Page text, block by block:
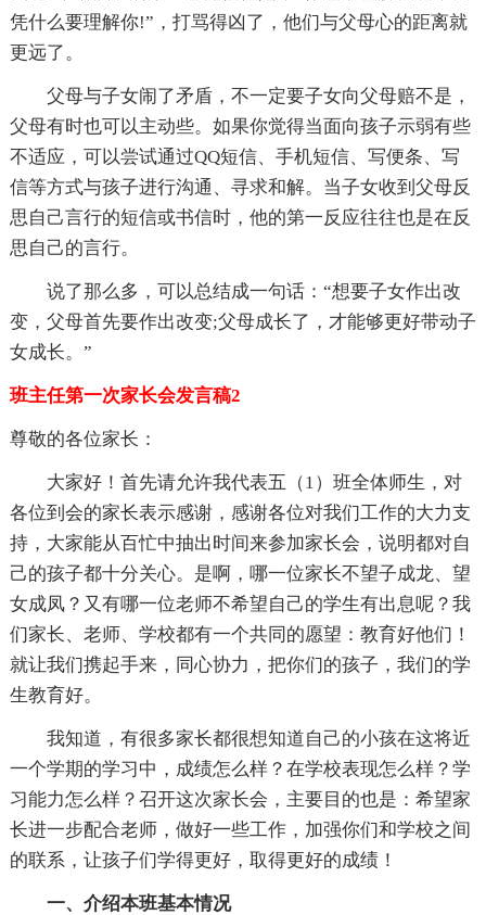
凭什么要理解你!”，打骂得凶了，他们与父母心的距离就
更远了。
父母与子女闹了矛盾，不一定要子女向父母赔不是，
父母有时也可以主动些。如果你觉得当面向孩子示弱有些
不适应，可以尝试通过QQ短信、手机短信、写便条、写
信等方式与孩子进行沟通、寻求和解。当子女收到父母反
思自己言行的短信或书信时，他的第一反应往往也是在反
思自己的言行。
说了那么多，可以总结成一句话：“想要子女作出改
变，父母首先要作出改变;父母成长了，才能够更好带动子
女成长。”
班主任第一次家长会发言稿2
尊敬的各位家长：
大家好！首先请允许我代表五（1）班全体师生，对
各位到会的家长表示感谢，感谢各位对我们工作的大力支
持，大家能从百忙中抽出时间来参加家长会，说明都对自
己的孩子都十分关心。是啊，哪一位家长不望子成龙、望
女成凤？又有哪一位老师不希望自己的学生有出息呢？我
们家长、老师、学校都有一个共同的愿望：教育好他们！
就让我们携起手来，同心协力，把你们的孩子，我们的学
生教育好。
我知道，有很多家长都很想知道自己的小孩在这将近
一个学期的学习中，成绩怎么样？在学校表现怎么样？学
习能力怎么样？召开这次家长会，主要目的也是：希望家
长进一步配合老师，做好一些工作，加强你们和学校之间
的联系，让孩子们学得更好，取得更好的成绩！
一、介绍本班基本情况